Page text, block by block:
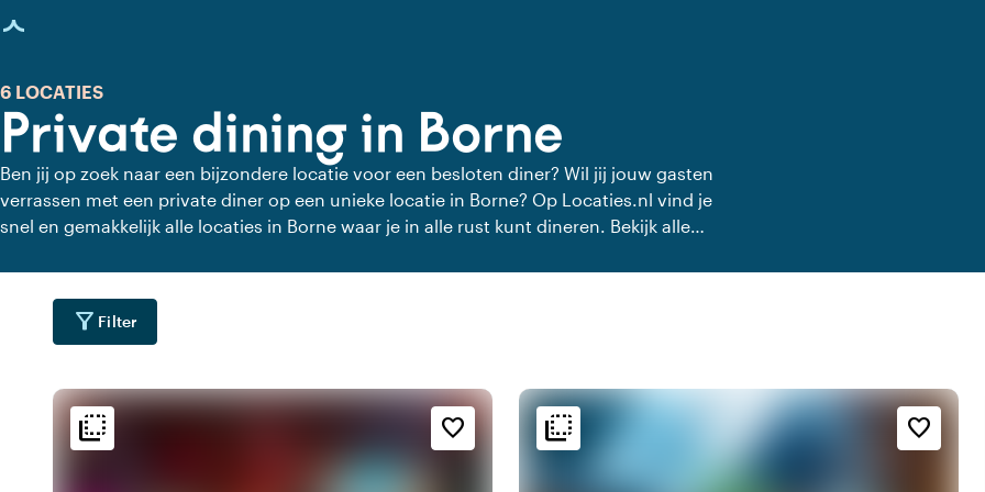
geladen
Private dining in Borne
6 LOCATIES
Ben jij op zoek naar een bijzondere locatie voor een besloten diner? Wil jij jouw gasten
verrassen met een private diner op een unieke locatie in Borne? Op Locaties.nl vind je
snel en gemakkelijk alle locaties in Borne waar je in alle rust kunt dineren. Bekijk alle
filter_alt Filter
flip_to_back favorite_border
flip_to_back Sfeer en esthetiek
check_box_outline_blank
Basic
flip_to_back favorite_border
flip_to_back Sfeer en esthetiek
info
Bereikbaarheid en ligging
water
Aan een meer
Bereikbaarheid en ligging
forest